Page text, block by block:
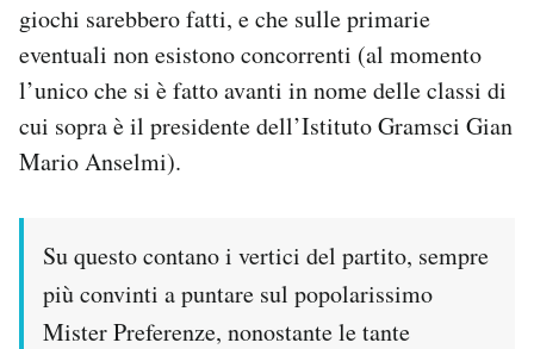
giochi sarebbero fatti, e che sulle primarie
eventuali non esistono concorrenti (al momento
l’unico che si è fatto avanti in nome delle classi di
cui sopra è il presidente dell’Istituto Gramsci Gian
Mario Anselmi).
Su questo contano i vertici del partito, sempre
più convinti a puntare sul popolarissimo
Mister Preferenze, nonostante le tante